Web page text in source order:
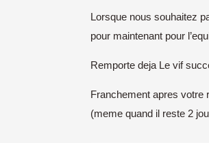
Lorsque nous souhaitez
pour maintenant pour
Remporte deja Le vif
Franchement apres votre
(meme quand il reste 2